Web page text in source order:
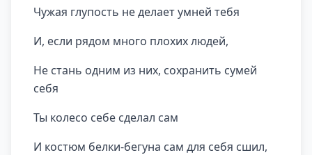
Чужая глупость не делает умней тебя
И, если рядом много плохих людей,
Не стань одним из них, сохранить сумей
себя
Ты колесо себе сделал сам
И костюм белки-бегуна сам для себя сшил,